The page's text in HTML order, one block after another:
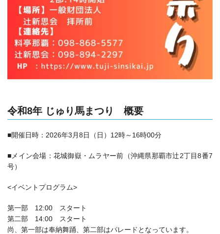
令和8年 じゅり馬まつり 概要
■開催日時： 2026年3月8日（日） 12時～16時00分
■メイン会場：花城御嶽・ムラヤー前（沖縄県那覇市辻2丁目8番7
号）
<イベントプログラム>
第一部 12:00 スタート
第二部 14:00 スタート
尚、第一部は奉納舞踊、第二部はパレードとなっています。